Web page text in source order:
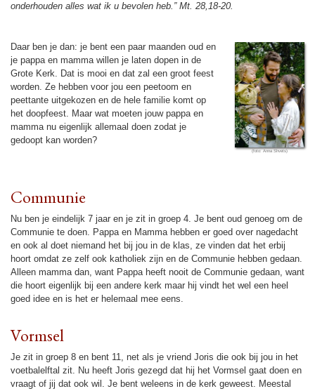
onder­hou­den alles wat ik u bevolen heb.” Mt. 28,18-20.
Daar ben je dan: je bent een paar maan­den oud en
je pappa en mamma willen je laten dopen in de
Grote Kerk. Dat is mooi en dat zal een groot feest
wor­den. Ze hebben voor jou een peetoom en
peettante uitgekozen en de hele familie komt op
het doop­feest. Maar wat moeten jouw pappa en
mamma nu eigen­lijk allemaal doen zodat je
gedoopt kan wor­den?
Communie
Nu ben je ein­de­lijk 7 jaar en je zit in groep 4. Je bent oud genoeg om de
Communie te doen. Pappa en Mamma hebben er goed over nage­dacht
en ook al doet niemand het bij jou in de klas, ze vin­den dat het erbij
hoort omdat ze zelf ook katho­liek zijn en de Communie hebben gedaan.
Alleen mamma dan, want Pappa heeft nooit de Communie gedaan, want
die hoort eigen­lijk bij een andere kerk maar hij vindt het wel een heel
goed idee en is het er helemaal mee eens.
Vormsel
Je zit in groep 8 en bent 11, net als je vriend Joris die ook bij jou in het
voetbalelftal zit. Nu heeft Joris gezegd dat hij het Vormsel gaat doen en
vraagt of jij dat ook wil. Je bent weleens in de kerk geweest. Meestal